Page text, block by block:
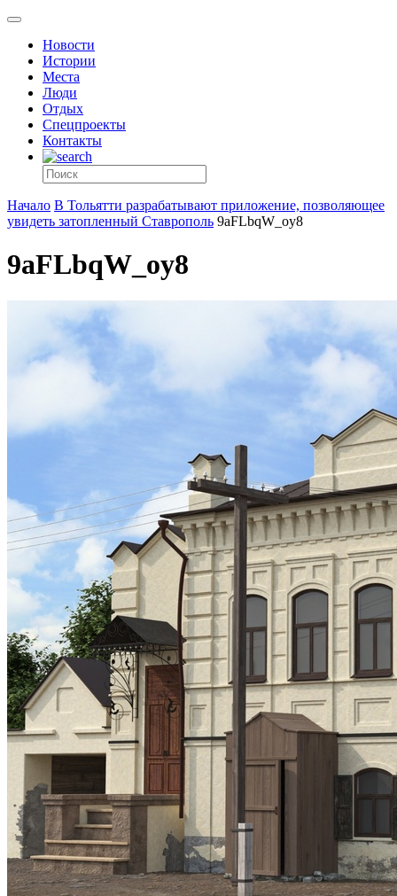
Новости
Истории
Места
Люди
Отдых
Спецпроекты
Контакты
Начало В Тольятти разрабатывают приложение, позволяющее
увидеть затопленный Ставрополь 9aFLbqW_oy8
9aFLbqW_oy8